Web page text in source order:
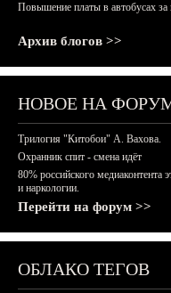
Повышение платы в автобусах за
Архив блогов >>
НОВОЕ НА
Трилогия "Китобои" А. Вахова.
Охранник спит - смена идёт
80% российского медиаконтента
и наркологии.
Перейти на форум >>
ОБЛАКО ТЕГОВ